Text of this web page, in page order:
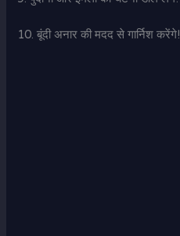
10. बूंदी अनार की मदद से गार्निश करेंगे!